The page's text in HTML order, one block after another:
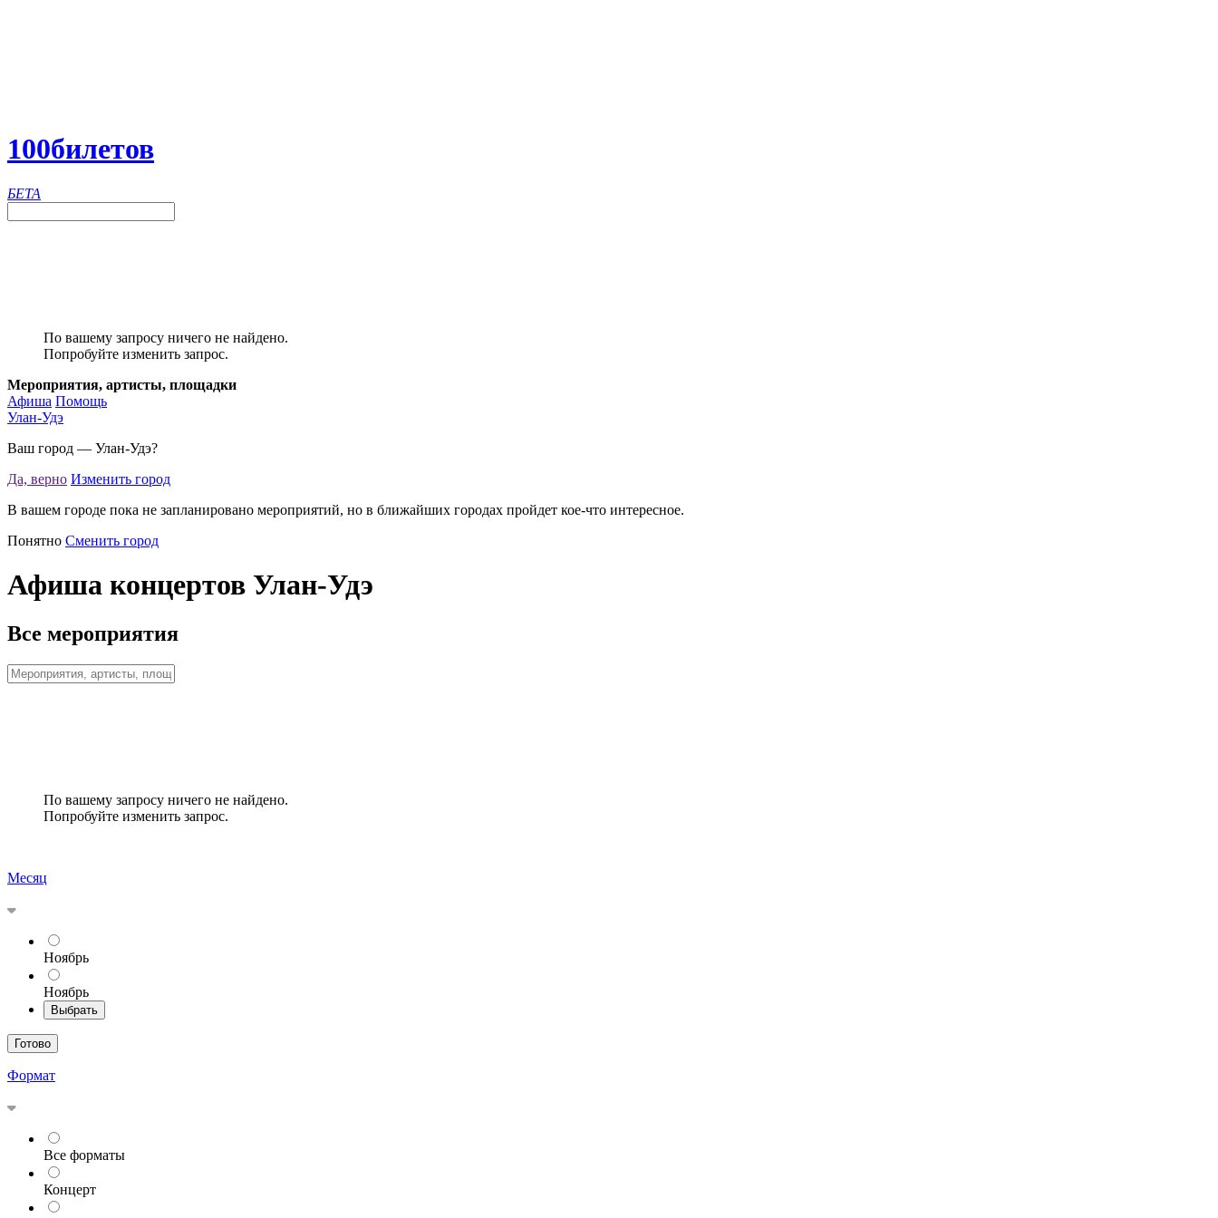
100билетов
БЕТА
По вашему запросу ничего не найдено.
Попробуйте изменить запрос.
Мероприятия, артисты, площадки
Афиша Помощь
Улан-Удэ
Ваш город — Улан-Удэ?
Да, верно Изменить город
В вашем городе пока не запланировано мероприятий, но в ближайших городах пройдет кое-что интересное.
Понятно Сменить город
Афиша концертов Улан-Удэ
Все мероприятия
По вашему запросу ничего не найдено.
Попробуйте изменить запрос.
Месяц
Ноябрь
Ноябрь
Выбрать
Готово
Формат
Все форматы
Концерт